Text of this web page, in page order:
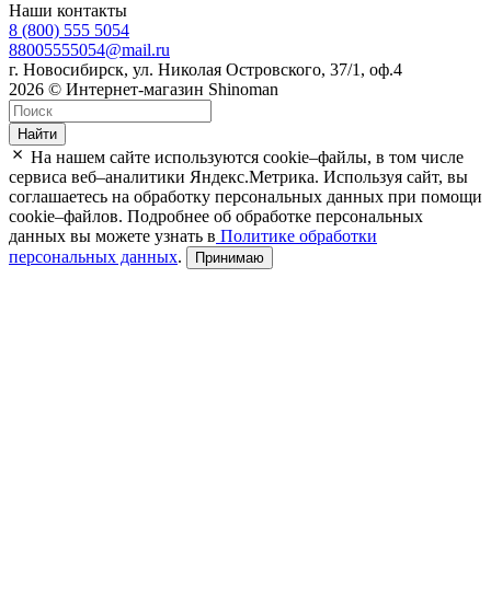
Наши контакты
8 (800) 555 5054
88005555054@mail.ru
г. Новосибирск, ул. Николая Островского, 37/1, оф.4
2026 © Интернет-магазин Shinoman
Найти
На нашем сайте используются cookie–файлы, в том числе
сервиса веб–аналитики Яндекс.Метрика. Используя сайт, вы
соглашаетесь на обработку персональных данных при помощи
cookie–файлов. Подробнее об обработке персональных
данных вы можете узнать в Политике обработки
персональных данных. Принимаю